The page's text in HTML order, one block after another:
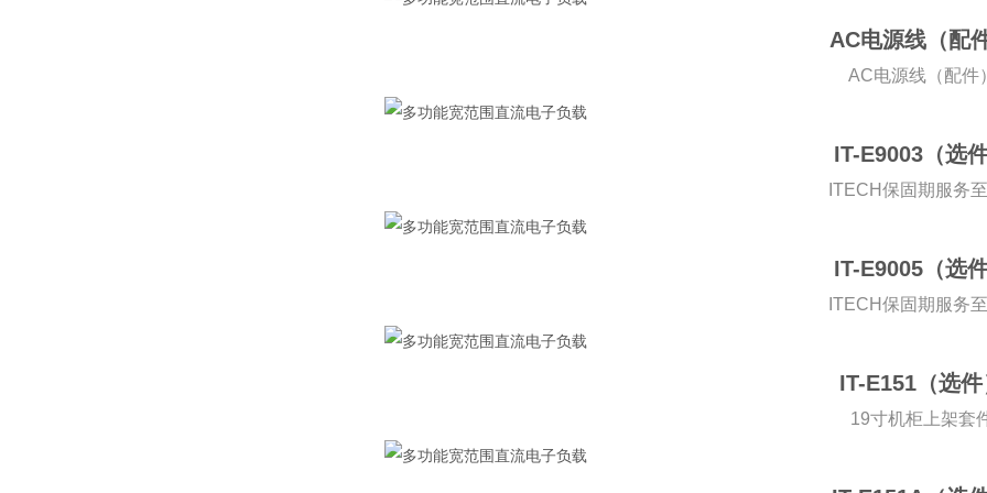
AC电源线（配件
AC电源线（配件）
IT-E9003（选件
ITECH保固期服务
IT-E9005（选件
ITECH保固期服务
IT-E151（选件
19寸机柜上架套